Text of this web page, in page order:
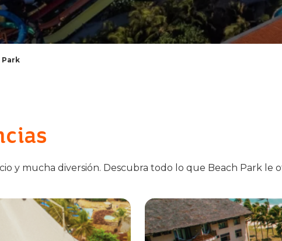
Park
y mucha diversión. Descubra todo lo que Beach Park le